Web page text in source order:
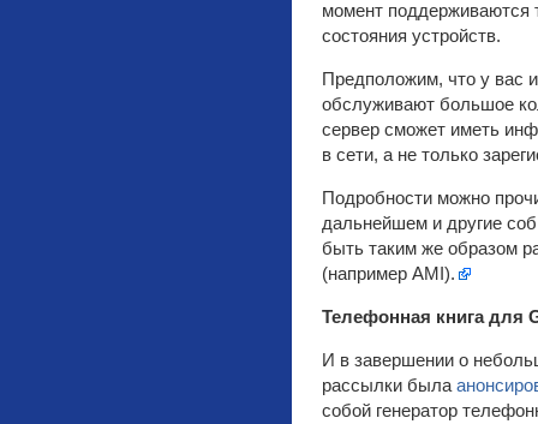
момент поддерживаются
состояния устройств.
Предположим, что у вас
обслуживают большое
сервер сможет иметь
в сети, а не только
Подробности можно
дальнейшем и другие
быть таким же образом
(например AMI).
Телефонная книга для
И в завершении о
рассылки была
собой генератор